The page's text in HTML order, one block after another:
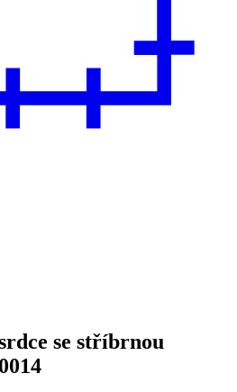
se stříbrnou